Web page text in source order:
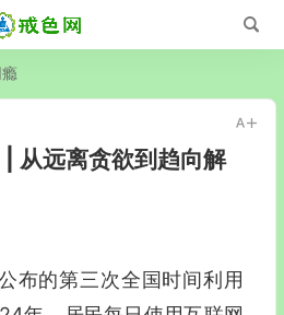
从远离贪欲到趋向解
布的第三次全国时间利用